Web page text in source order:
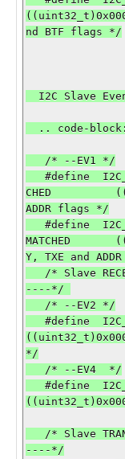
nd BTF flags */
CHED
ADDR flags */
MATCHED
Y, TXE and
----*/
*/
----*/